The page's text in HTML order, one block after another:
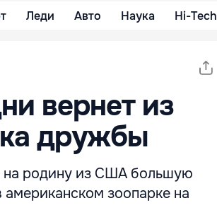
Леди Авто Наука Hi-Tech
вернет из
дружбы
на родину из США большую
зоопарке на